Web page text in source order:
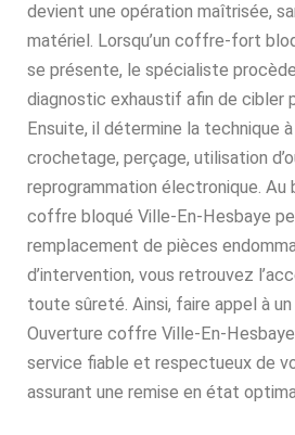
devient une opération maîtrisée,
matériel. Lorsqu’un coffre-fort
se présente, le spécialiste procède
diagnostic exhaustif afin de cibler
Ensuite, il détermine la technique
crochetage, perçage, utilisation
reprogrammation électronique. Au
coffre bloqué Ville-En-Hesbaye
remplacement de pièces
d’intervention, vous retrouvez
toute sûreté. Ainsi, faire appel à un
Ouverture coffre Ville-En-
service fiable et respectueux de
assurant une remise en état